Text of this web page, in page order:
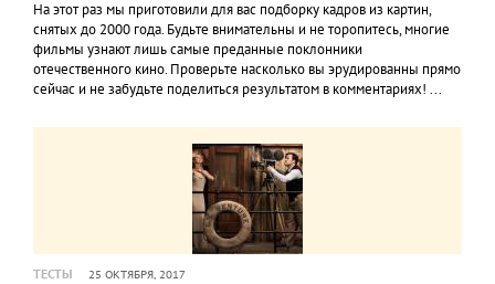
На этот раз мы приготовили для вас подборку кадров из картин,
снятых до 2000 года. Будьте внимательны и не торопитесь, многие
фильмы узнают лишь самые преданные поклонники
отечественного кино. Проверьте насколько вы эрудированны прямо
сейчас и не забудьте поделиться результатом в комментариях! ...
ТЕСТЫ 25 ОКТЯБРЯ, 2017